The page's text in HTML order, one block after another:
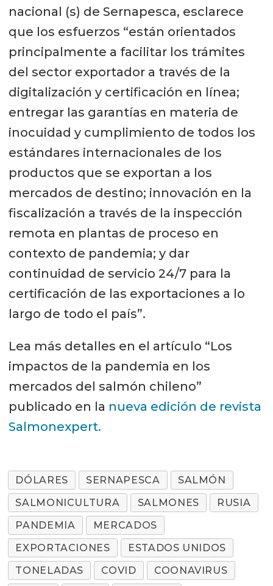
nacional (s) de Sernapesca, esclarece
que los esfuerzos “están orientados
principalmente a facilitar los trámites
del sector exportador a través de la
digitalización y certificación en línea;
entregar las garantías en materia de
inocuidad y cumplimiento de todos los
estándares internacionales de los
productos que se exportan a los
mercados de destino; innovación en la
fiscalización a través de la inspección
remota en plantas de proceso en
contexto de pandemia; y dar
continuidad de servicio 24/7 para la
certificación de las exportaciones a lo
largo de todo el país”.
Lea más detalles en el artículo “Los
impactos de la pandemia en los
mercados del salmón chileno”
publicado en la nueva edición de revista
Salmonexpert.
DÓLARES SERNAPESCA
SALMÓN
SALMONICULTURA
SALMONES
RUSIA
PANDEMIA
MERCADOS
EXPORTACIONES
ESTADOS UNIDOS
TONELADAS
COVID
COONAVIRUS